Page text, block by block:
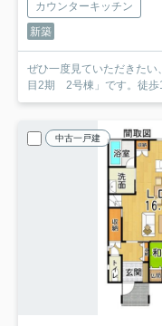
カウンターキッチン
新築
ぜひ一度見ていただきた
目2期 2号棟」です。徒歩
中古一戸建